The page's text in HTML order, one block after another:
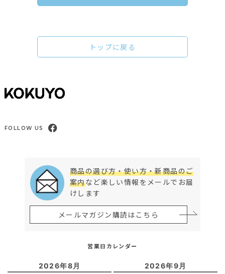
トップに戻る
FOLLOW US
商品の選び方・使い方・新商品のご
案内など楽しい情報をメールでお届
けします
メールマガジン購読はこちら
営業日カレンダー
2026年8月 2026年9月